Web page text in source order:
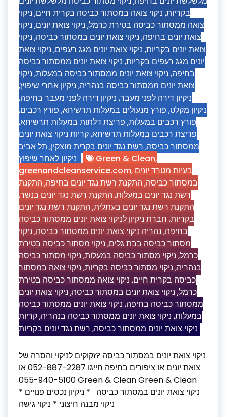
בקריות, ניקוי צואה במסתור כביסה בקרית חיים, ניקוי
צואה ממסתור כביסה בטירת כרמל, ניקוי צואת יונים, ניקוי
צואת יונים בחיפה, ניקוי צואת יונים במסתור כביסה, ניקוי
צואת יונים בקריות, ניקוי צואת יונים מגג רעפים, ניקוי צואת
יונים מגג רעפים בקריות, ניקוי צואת יונים ממסתור כביסה
בחיפה, ניקוי צואת יונים ממסתור כביסה במעלות, ניקוי
צואת יונים ממסתור כביסה בנהריה, ניקיון אחרי שיפוץ,
ניקיון דירה לפני מעבר, ניקיון דירה לפני מעבר בחיפה,
ניקיון מקלט, פורץ מנעולים במעלות תרשיחא, פורץ רכבים,
פורץ רכבים במעלות, פריצת דלתות במעלות תרשיחא,
פריצת רכבים במעלות תרשיחא,קריות ניקוי צואת יונים
ממסתור כביסה, רשת נגד יונים בקרית מוצקין, תל אביב
ניקיון לאחר שיפוץ
Green & Clean,
greenandcleanservice.com, בעיות מטרד יונים
במסתור כביסה, התקנת רשת נגד יונים בחיפה, התקנת
רשת נגד יונים במעלות, התקנת רשת נגד יונים בנשר,
התקנת רשת נגד יונים בעתלית, התקנת רשת נגד יונים
בקריות, חברת ניקיון לניקוי צואת יונים ממסתור כביסה
בחיפה, נהריה ניקוי צואת יונים ממסתור כביסה, ניקוי
מסתור כביסה בבת גלים, ניקוי מסתור כביסה בטירת
כרמל, ניקוי מסתור כביסה במעלות, ניקוי מסתור כביסה
בנהריה, ניקוי מסתור כביסה בקריות, ניקוי צואה במסתור
כביסה בקרית חיים, ניקוי צואה ממסתור כביסה בטירת
כרמל, ניקוי צואת יונים במסתור כביסה, ניקוי צואת יונים
ממסתור כביסה בחיפה, ניקוי צואת יונים ממסתור כביסה
במעלות, ניקוי צואת יונים ממסתור כביסה בנהריה,קריות
ניקוי צואת יונים ממסתור כביסה, רשת נגד יונים בקריות
ניקוי צואת יונים במסתור כביסה ?זקוקים לניקוי והסרה של
צואת יונים או ציפורים בחיפה חייגו 052-887-2287 או
055-940-5100 Green & Clean Green & Clean
ניקוי צואת יונים במסתור כביסה * ניקיון נכסים פנויים *
ניקוי מבנה חיצוני * ניקוי גישה